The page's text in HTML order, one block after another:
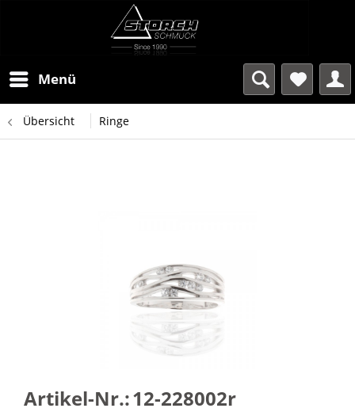
Menü
Übersicht Ringe
Artikel-Nr.:12-228002r